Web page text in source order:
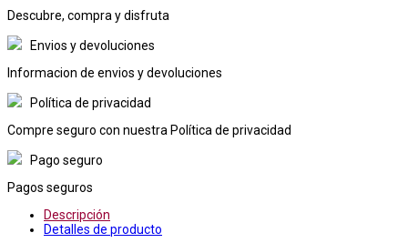
Descubre, compra y disfruta
Envios y devoluciones
Informacion de envios y devoluciones
Política de privacidad
Compre seguro con nuestra Política de privacidad
Pago seguro
Pagos seguros
Descripción
Detalles de producto